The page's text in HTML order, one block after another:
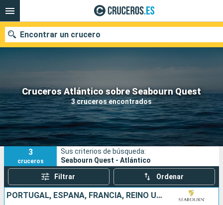
Cruceros Atlántico sobre Seabourn Quest
3 cruceros encontrados
Encontrar un crucero
Nuestros destinos
Fecha de salida
Puertos Compañías
Buscar
3
cruceros
Sus criterios de búsqueda:
Seabourn Quest - Atlántico
Filtrar Ordenar
PORTUGAL, ESPAÑA, FRANCIA, REINO UNIDO